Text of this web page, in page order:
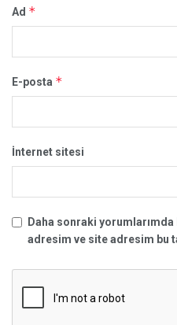
Ad *
E-posta *
İnternet sitesi
Daha sonraki yorumlarımda
adresim ve site adresim bu